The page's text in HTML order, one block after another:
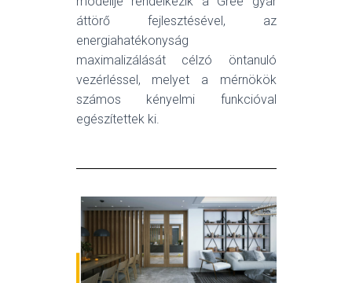
áttörő fejlesztésével, az
energiahatékonyság
maximalizálását célzó öntanuló
vezérléssel, melyet a mérnökök
számos kényelmi funkcióval
egészítettek ki.